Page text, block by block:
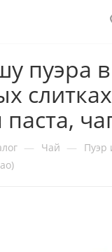
пуэра в
слитках
— Чай — Пуэр